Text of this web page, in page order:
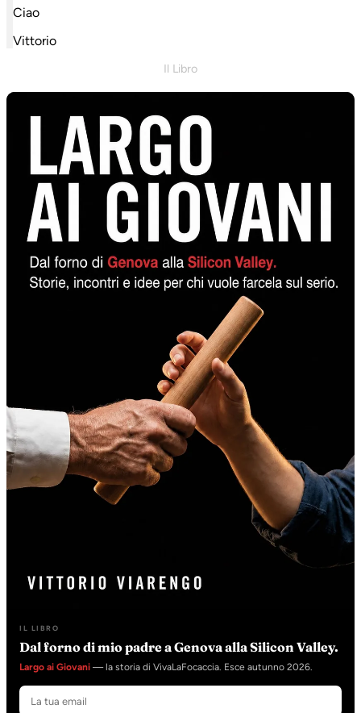
Ciao
Vittorio
Il Libro
IL LIBRO
Dal forno di mio padre a Genova alla Silicon Valley.
Largo ai Giovani — la storia di VivaLaFocaccia. Esce autunno 2026.